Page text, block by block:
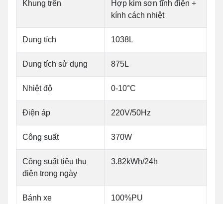
Khung trên
Hợp kim sơn tĩnh điện +
kính cách nhiệt
Dung tích 1038L
Dung tích sử dụng 875L
Nhiệt độ 0-10°C
Điện áp 220V/50Hz
Công suất 370W
Công suất tiêu thụ
điện trong ngày
3.82kWh/24h
Bánh xe 100%PU